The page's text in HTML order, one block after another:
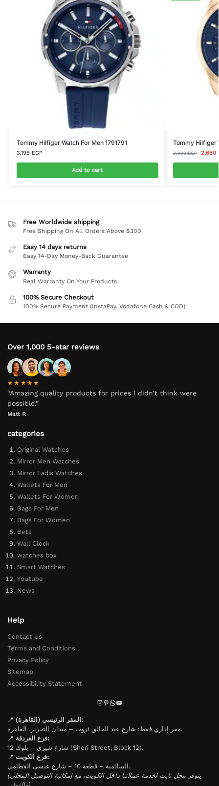
Tommy Hilfiger Watch For Men 1791791
3,195 EGP
Add to cart
Tommy Hilfiger
3,000EGP 2,650
Free Worldwide shipping
Free Shipping On All Orders Above $300
Easy 14 days returns
Easy 14-Day Money-Back Guarantee
Warranty
Real Warranty On Your Products
100% Secure Checkout
100% Secure Payment (InstaPay, Vodafone Cash & COD)
Over 1,000 5-star reviews
★★★★★
“Amazing quality products for prices I didn’t think were
possible.”
Matt P.
categories
Original Watches
Mirror Men Watches
Mirror Ladis Watches
Wallets For Men
Wallets For Women
Bags For Men
Bags For Women
Bets
Wall Clock
watches box
Smart Watches
Youtube
News
Help
Contact Us
Terms and Conditions
Privacy Policy
Sitemap
Accessibility Statement
📍
المقر الرئيسي (القاهرة):
مقر إداري فقط: شارع عبد الخالق ثروت – ميدان التحرير، القاهرة.
📍
فرع الغردقة:
شارع شيري – بلوك 12 (Sheri Street, Block 12).
📍
فرع الكويت:
السالمية – قطعة 10 – شارع عيسى القطامي.
(يتوفر محل ثابت لخدمة عملائنا داخل الكويت، مع إمكانية التوصيل المحلي